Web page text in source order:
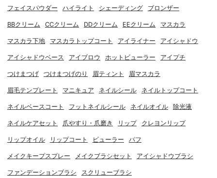
フェイスパウダー ハイライト シェーディング ブロンザー
BBクリーム CCクリーム DDクリーム EEクリーム マスカラ
マスカラ下地 マスカラトップコート アイライナー アイシャドウ
アイシャドウベース アイブロウ ホットビューラー アイプチ
つけまつげ つけまつげのり 眉ティント 眉マスカラ
眉毛テンプレート マニキュア ネイルシール ネイルトップコート
ネイルベースコート フットネイルシール ネイルオイル 除光液
ネイルケアセット 爪やすり・爪磨き リップ クレヨンリップ
リップオイル リップコート ビューラー パフ
メイクキープスプレー メイクブラシセット アイシャドウブラシ
ファンデーションブラシ スクリューブラシ